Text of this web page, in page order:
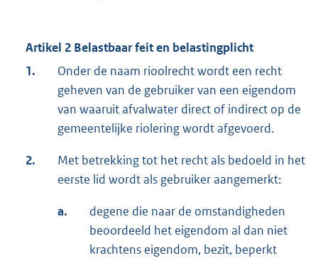
Artikel 2 Belastbaar feit en belastingplicht
1.
Onder de naam rioolrecht wordt een recht
geheven van de gebruiker van een eigendom
van waaruit afvalwater direct of indirect op de
gemeentelijke riolering wordt afgevoerd.
2.
Met betrekking tot het recht als bedoeld in het
eerste lid wordt als gebruiker aangemerkt:
a.
degene die naar de omstandigheden
beoordeeld het eigendom al dan niet
krachtens eigendom, bezit, beperkt